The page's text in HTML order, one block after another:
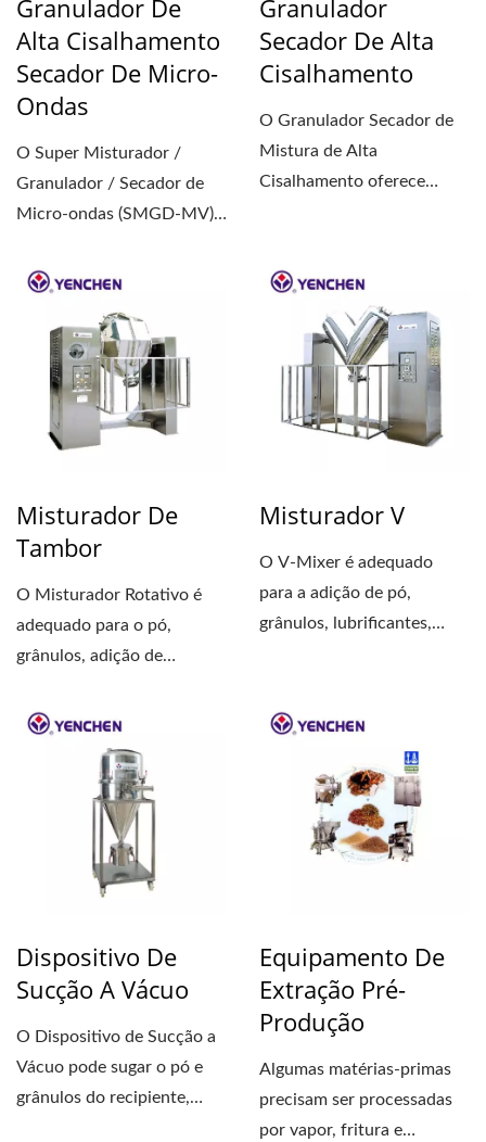
Granulador De
Alta Cisalhamento
Secador De Micro-
Ondas
O Super Misturador /
Granulador / Secador de
Micro-ondas (SMGD-MV)
revolucionário,...
Granulador
Secador De Alta
Cisalhamento
O Granulador Secador de
Mistura de Alta
Cisalhamento oferece
Misturador De
Tambor
O Misturador Rotativo é
adequado para o pó,
grânulos, adição de
Misturador V
O V-Mixer é adequado
para a adição de pó,
grânulos, lubrificantes,
Dispositivo De
Sucção A Vácuo
O Dispositivo de Sucção a
Vácuo pode sugar o pó e
grânulos do recipiente,
Equipamento De
Extração Pré-
Produção
Algumas matérias-primas
precisam ser processadas
por vapor, fritura e